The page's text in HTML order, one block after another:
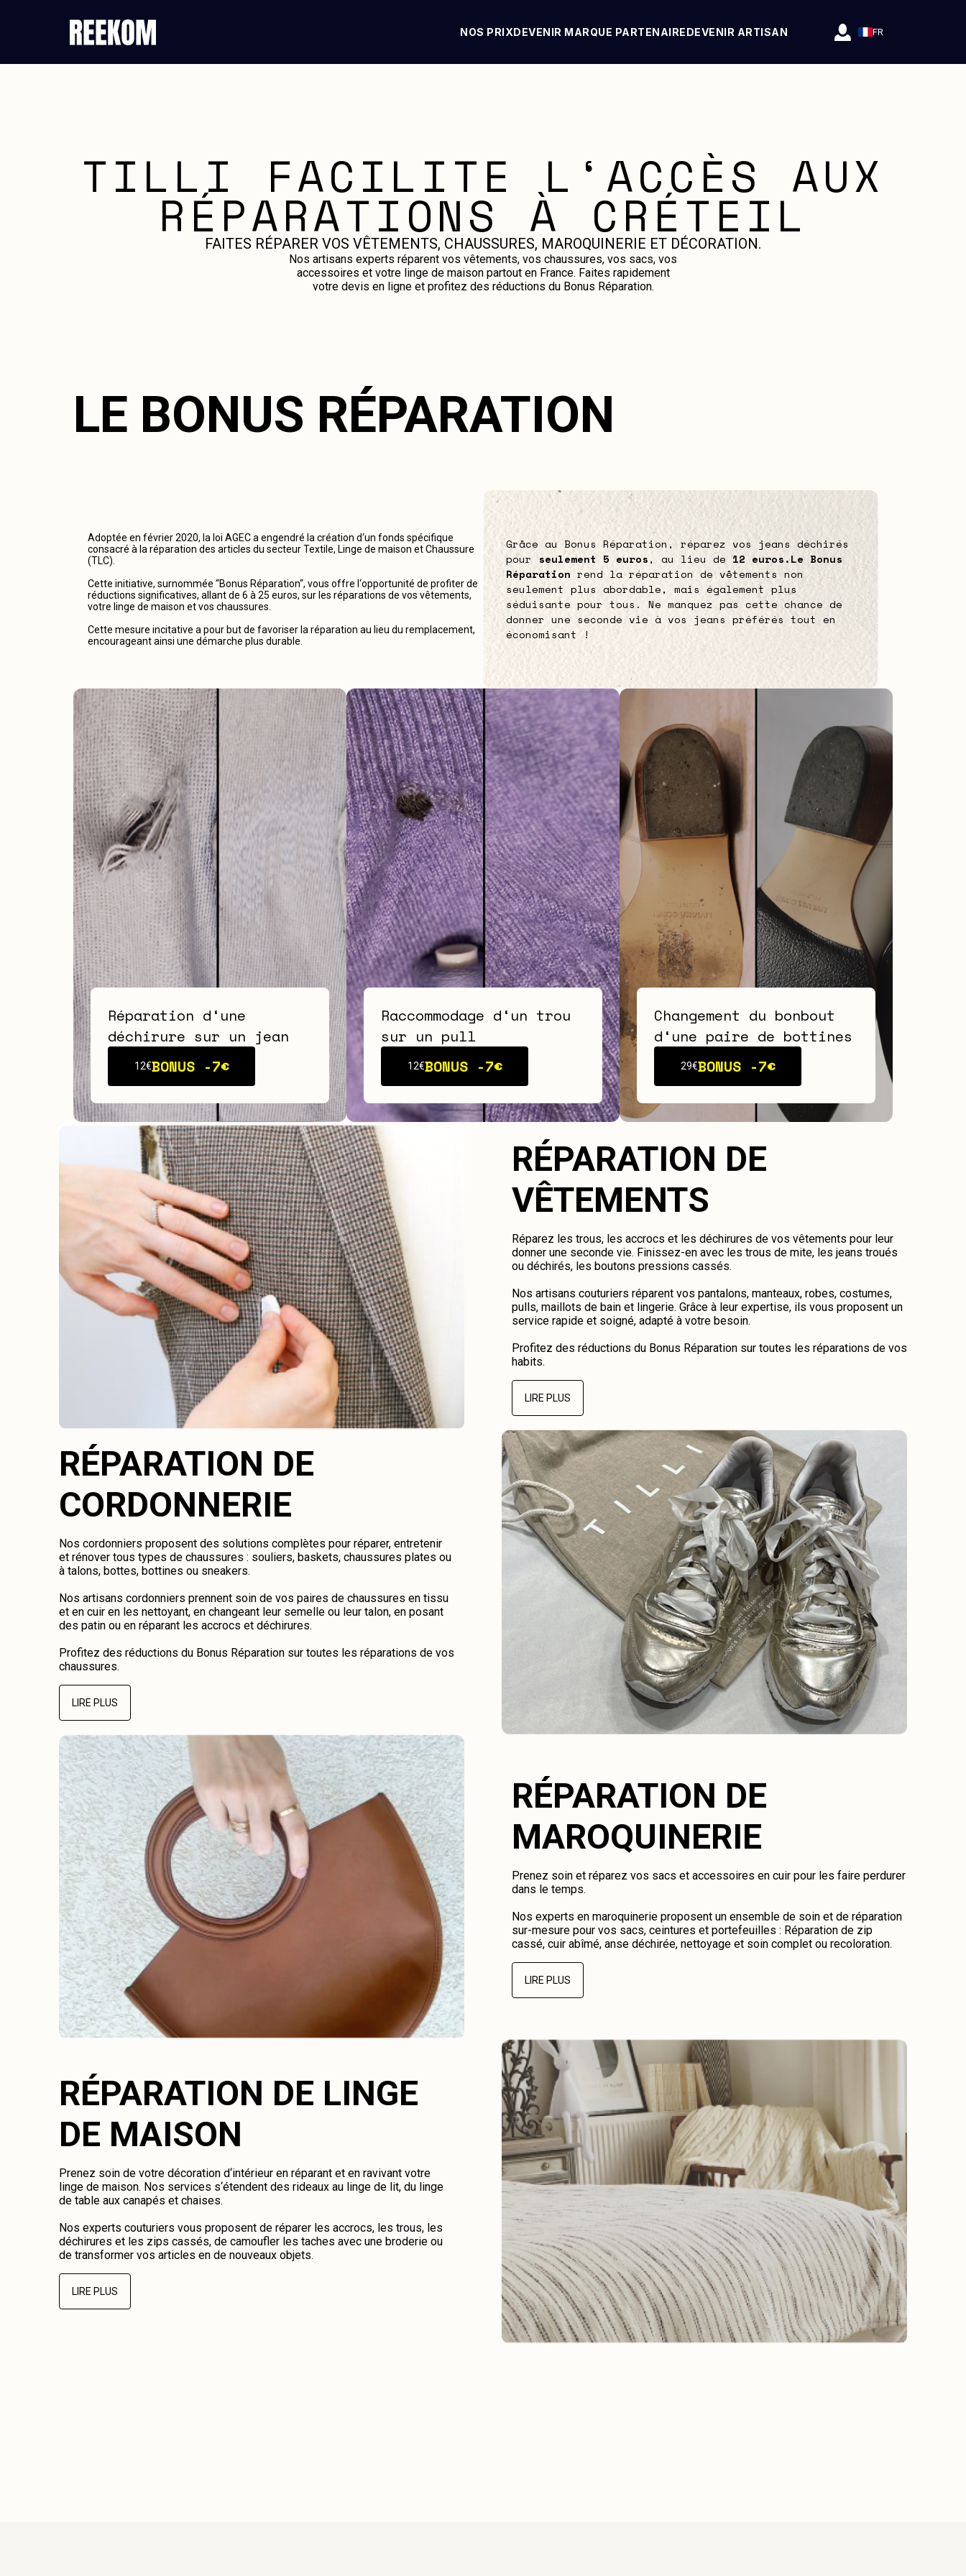
NOS PRIXDEVENIR MARQUE PARTENAIREDEVENIR ARTISAN FR
TILLI FACILITE L‘ACCÈS AUX
RÉPARATIONS À CRÉTEIL
FAITES RÉPARER VOS VÊTEMENTS, CHAUSSURES, MAROQUINERIE ET DÉCORATION.
Nos artisans experts réparent vos vêtements, vos chaussures, vos sacs, vos
accessoires et votre linge de maison partout en France. Faites rapidement
votre devis en ligne et profitez des réductions du Bonus Réparation.
LE BONUS RÉPARATION
Adoptée en février 2020, la loi AGEC a engendré la création d‘un fonds spécifique
consacré à la réparation des articles du secteur Textile, Linge de maison et Chaussure
(TLC).
Cette initiative, surnommée “Bonus Réparation“, vous offre l‘opportunité de profiter de
réductions significatives, allant de 6 à 25 euros, sur les réparations de vos vêtements,
votre linge de maison et vos chaussures.
Cette mesure incitative a pour but de favoriser la réparation au lieu du remplacement,
encourageant ainsi une démarche plus durable.
Grâce au Bonus Réparation, réparez vos jeans déchirés
pour seulement 5 euros, au lieu de 12 euros.Le Bonus
Réparation rend la réparation de vêtements non
seulement plus abordable, mais également plus
séduisante pour tous. Ne manquez pas cette chance de
donner une seconde vie à vos jeans préférés tout en
économisant !
Réparation d‘une
déchirure sur un jean
12€BONUS -7€
Raccommodage d‘un trou
sur un pull
12€BONUS -7€
Changement du bonbout
d‘une paire de bottines
29€BONUS -7€
RÉPARATION DE
VÊTEMENTS
Réparez les trous, les accrocs et les déchirures de vos vêtements pour leur
donner une seconde vie. Finissez-en avec les trous de mite, les jeans troués
ou déchirés, les boutons pressions cassés.
Nos artisans couturiers réparent vos pantalons, manteaux, robes, costumes,
pulls, maillots de bain et lingerie. Grâce à leur expertise, ils vous proposent un
service rapide et soigné, adapté à votre besoin.
Profitez des réductions du Bonus Réparation sur toutes les réparations de vos
habits.
LIRE PLUS
RÉPARATION DE
CORDONNERIE
Nos cordonniers proposent des solutions complètes pour réparer, entretenir
et rénover tous types de chaussures : souliers, baskets, chaussures plates ou
à talons, bottes, bottines ou sneakers.
Nos artisans cordonniers prennent soin de vos paires de chaussures en tissu
et en cuir en les nettoyant, en changeant leur semelle ou leur talon, en posant
des patin ou en réparant les accrocs et déchirures.
Profitez des réductions du Bonus Réparation sur toutes les réparations de vos
chaussures.
LIRE PLUS
RÉPARATION DE
MAROQUINERIE
Prenez soin et réparez vos sacs et accessoires en cuir pour les faire perdurer
dans le temps.
Nos experts en maroquinerie proposent un ensemble de soin et de réparation
sur-mesure pour vos sacs, ceintures et portefeuilles : Réparation de zip
cassé, cuir abîmé, anse déchirée, nettoyage et soin complet ou recoloration.
LIRE PLUS
RÉPARATION DE LINGE
DE MAISON
Prenez soin de votre décoration d‘intérieur en réparant et en ravivant votre
linge de maison. Nos services s‘étendent des rideaux au linge de lit, du linge
de table aux canapés et chaises.
Nos experts couturiers vous proposent de réparer les accrocs, les trous, les
déchirures et les zips cassés, de camoufler les taches avec une broderie ou
de transformer vos articles en de nouveaux objets.
LIRE PLUS